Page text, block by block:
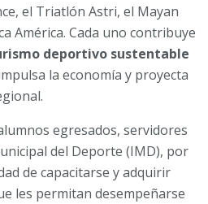
el Triatlón Astri, el Mayan
América. Cada uno contribuye
deportivo sustentable
la economía y proyecta
egresados, servidores
del Deporte (IMD), por
de capacitarse y adquirir
les permitan desempeñarse